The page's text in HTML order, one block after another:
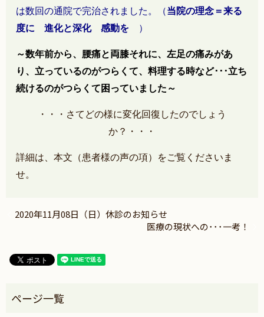
は数回の通院で完治されました。（当院の理念＝来る
度に 進化と深化 感動を
）
～数年前から、腰痛と両膝それに、左足の痛みがあ
り、立っているのがつらくて、料理する時など･･･立ち
続けるのがつらくて困っていました～
・・・さてどの様に変化回復したのでしょう
か？・・・
詳細は、本文（患者様の声の項）をご覧くださいま
せ。
2020年11月08日（日）休診のお知らせ
医療の現状への･･･一考！